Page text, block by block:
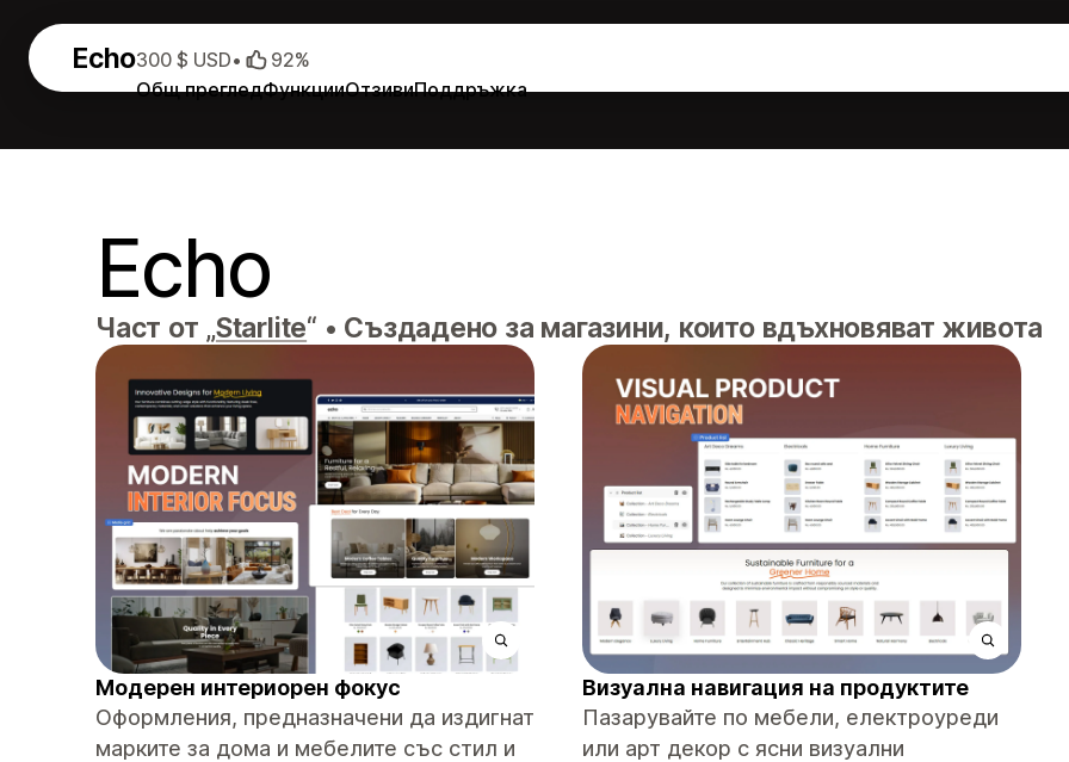
Echo
Общ прегледФункцииОтзивиПоддръжка
300 $ USD• 92%
Echo
Част от „Starlite“ • Създадено за магазини, които вдъхновяват живота
Модерен интериорен фокус
Оформления, предназначени да издигнат
марките за дома и мебелите със стил и
Визуална навигация на продуктите
Пазарувайте по мебели, електроуреди
или арт декор с ясни визуални